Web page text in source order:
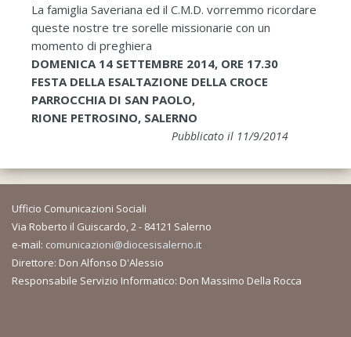
La famiglia Saveriana ed il C.M.D. vorremmo ricordare
queste nostre tre sorelle missionarie con un
momento di preghiera
DOMENICA 14 SETTEMBRE 2014, ORE 17.30
FESTA DELLA ESALTAZIONE DELLA CROCE
PARROCCHIA DI SAN PAOLO,
RIONE PETROSINO, SALERNO
Pubblicato il 11/9/2014
Ufficio Comunicazioni Sociali
Via Roberto il Guiscardo, 2 - 84121 Salerno
e-mail: comunicazioni@diocesisalerno.it
Direttore: Don Alfonso D'Alessio
Responsabile Servizio Informatico: Don Massimo Della Rocca